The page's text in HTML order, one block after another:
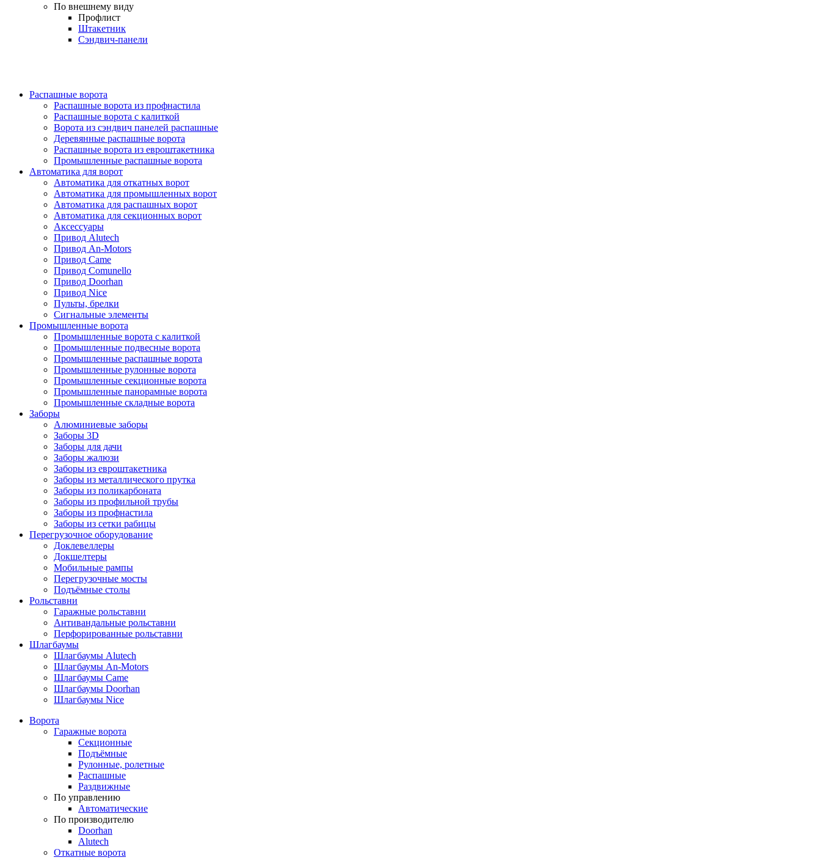
По внешнему виду
Профлист
Штакетник
Сэндвич-панели
Распашные ворота
Распашные ворота из профнастила
Распашные ворота с калиткой
Ворота из сэндвич панелей распашные
Деревянные распашные ворота
Распашные ворота из евроштакетника
Промышленные распашные ворота
Автоматика для ворот
Автоматика для откатных ворот
Автоматика для промышленных ворот
Автоматика для распашных ворот
Автоматика для секционных ворот
Аксессуары
Привод Alutech
Привод An-Motors
Привод Came
Привод Comunello
Привод Doorhan
Привод Nice
Пульты, брелки
Сигнальные элементы
Промышленные ворота
Промышленные ворота с калиткой
Промышленные подвесные ворота
Промышленные распашные ворота
Промышленные рулонные ворота
Промышленные секционные ворота
Промышленные панорамные ворота
Промышленные складные ворота
Заборы
Алюминиевые заборы
Заборы 3D
Заборы для дачи
Заборы жалюзи
Заборы из евроштакетника
Заборы из металлического прутка
Заборы из поликарбоната
Заборы из профильной трубы
Заборы из профнастила
Заборы из сетки рабицы
Перегрузочное оборудование
Доклевеллеры
Докшелтеры
Мобильные рампы
Перегрузочные мосты
Подъёмные столы
Рольставни
Гаражные рольставни
Антивандальные рольставни
Перфорированные рольставни
Шлагбаумы
Шлагбаумы Alutech
Шлагбаумы An-Motors
Шлагбаумы Came
Шлагбаумы Doorhan
Шлагбаумы Nice
Ворота
Гаражные ворота
Секционные
Подъёмные
Рулонные, ролетные
Распашные
Раздвижные
По управлению
Автоматические
По производителю
Doorhan
Alutech
Откатные ворота